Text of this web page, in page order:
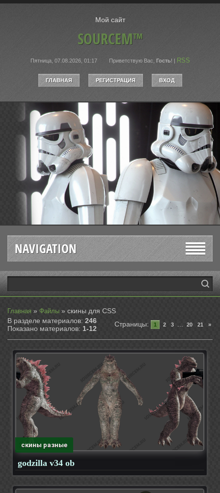
Мой сайт
SOURCEM™
Пятница, 07.08.2026, 01:17 Приветствую Вас Гость! | RSS
ГЛАВНАЯ РЕГИСТРАЦИЯ ВХОД
NAVIGATION
Главная » Файлы » скины для CSS
В разделе материалов: 246
Показано материалов: 1-12
Страницы: 1 2 3 20 21 »
скины разные
godzilla v34 ob